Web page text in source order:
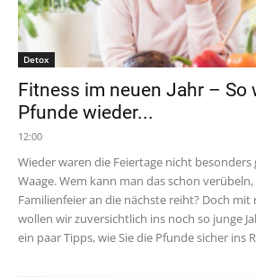
Detox
Fitness im neuen Jahr – So
Pfunde wieder...
12:00
Wieder waren die Feiertage nicht
Waage. Wem kann man das schon
Familienfeier an die nächste reiht? Doch
wollen wir zuversichtlich ins noch so junge
ein paar Tipps, wie Sie die Pfunde sicher ins